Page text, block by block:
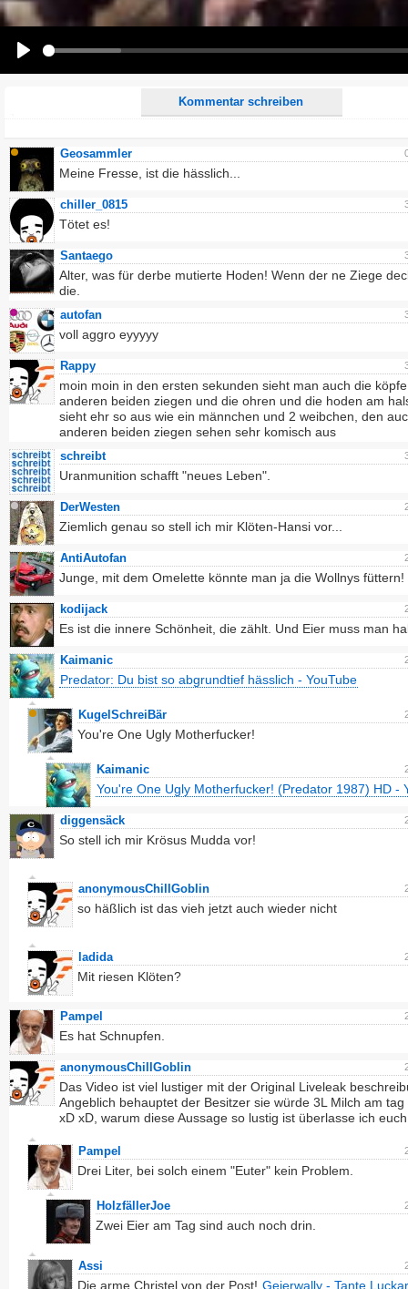
Kommentar schreiben
URLs werden automatisch umgewandelt. Bitte verwende "www." oder "http://" in URLs
Ich möchte eine E-Mail, wenn auf dieser Seite weitere Kommentare erscheinen.
Geosammler
Meine Fresse, ist die hässlich...
chiller_0815
Tötet es!
Santaego
Alter, was für derbe mutierte Hoden! Wenn der ne Ziege
die.
autofan
voll aggro eyyyyy
Rappy
moin moin in den ersten sekunden sieht man auch die
anderen beiden ziegen und die ohren und die hoden am
sieht ehr so aus wie ein männchen und 2 weibchen, den
anderen beiden ziegen sehen sehr komisch aus
schreibt
Uranmunition schafft "neues Leben".
DerWesten
Ziemlich genau so stell ich mir Klöten-Hansi vor...
AntiAutofan
Junge, mit dem Omelette könnte man ja die Wollnys füttern!
kodijack
Es ist die innere Schönheit, die zählt. Und Eier muss man
Kaimanic
Predator: Du bist so abgrundtief hässlich - YouTube
KugelSchreiBär
You're One Ugly Motherfucker!
Kaimanic
You're One Ugly Motherfucker! (Predator 1987) HD -
diggensäck
So stell ich mir Krösus Mudda vor!
anonymousChillGoblin
so häßlich ist das vieh jetzt auch wieder nicht
ladida
Mit riesen Klöten?
Pampel
Es hat Schnupfen.
anonymousChillGoblin
Das Video ist viel lustiger mit der Original Liveleak
Angeblich behauptet der Besitzer sie würde 3L Milch am tag
xD xD, warum diese Aussage so lustig ist überlasse ich
Pampel
Drei Liter, bei solch einem "Euter" kein Problem.
HolzfällerJoe
Zwei Eier am Tag sind auch noch drin.
Assi
Die arme Christel von der Post! Geierwally - Tante